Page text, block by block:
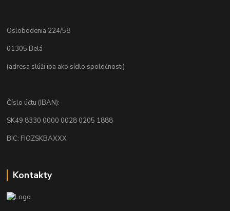
Oslobodenia 224/58
01305 Belá
(adresa slúži iba ako sídlo spoločnosti)
Číslo účtu (IBAN):
SK49 8330 0000 0028 0205 1888
BIC: FIOZSKBAXXX
Kontakty